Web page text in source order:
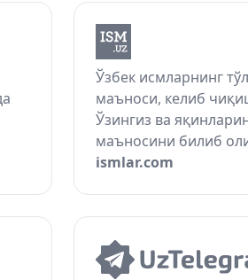
Ўзбек исмларнинг
маъноси, келиб
Ўзингиз ва
маъносини билиб
ismlar.com